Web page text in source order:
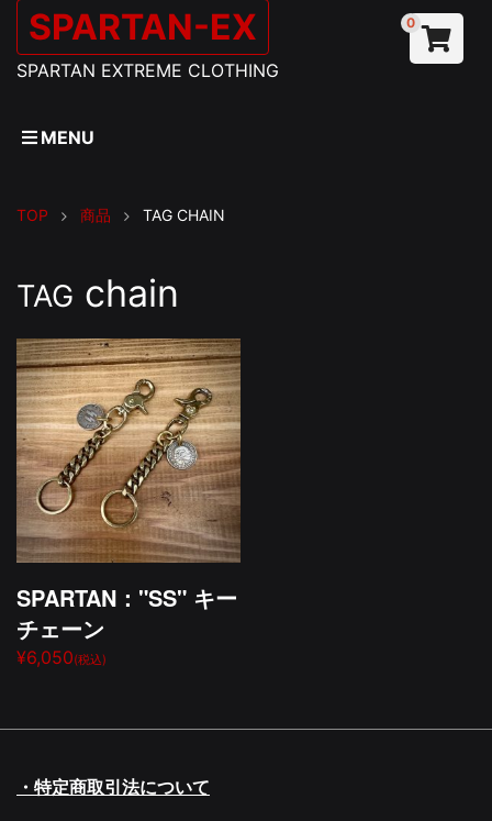
SPARTAN-EX
SPARTAN EXTREME CLOTHING
0
MENU
TOP 商品 TAG CHAIN
TAG chain
SPARTAN："SS" キー
チェーン
¥6,050(税込)
・特定商取引法について